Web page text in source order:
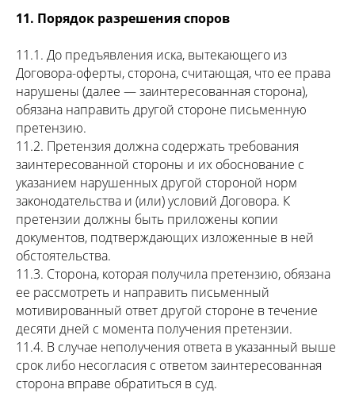
11. Порядок разрешения споров
11.1. До предъявления иска, вытекающего из
Договора-оферты, сторона, считающая, что ее права
нарушены (далее — заинтересованная сторона),
обязана направить другой стороне письменную
претензию.
11.2. Претензия должна содержать требования
заинтересованной стороны и их обоснование с
указанием нарушенных другой стороной норм
законодательства и (или) условий Договора. К
претензии должны быть приложены копии
документов, подтверждающих изложенные в ней
обстоятельства.
11.3. Сторона, которая получила претензию, обязана
ее рассмотреть и направить письменный
мотивированный ответ другой стороне в течение
десяти дней с момента получения претензии.
11.4. В случае неполучения ответа в указанный выше
срок либо несогласия с ответом заинтересованная
сторона вправе обратиться в суд.